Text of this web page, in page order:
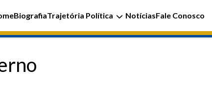
BiografiaTrajetória Política NotíciasFale Conosco